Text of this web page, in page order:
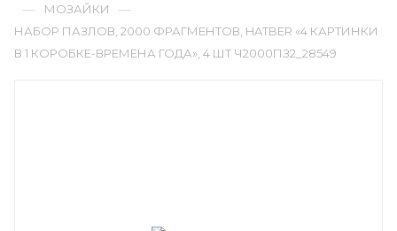
— МОЗАЙКИ —
НАБОР ПАЗЛОВ, 2000 ФРАГМЕНТОВ, HATBER «4 КАРТИНКИ
В 1 КОРОБКЕ-ВРЕМЕНА ГОДА», 4 ШТ Ч2000ПЗ2_28549